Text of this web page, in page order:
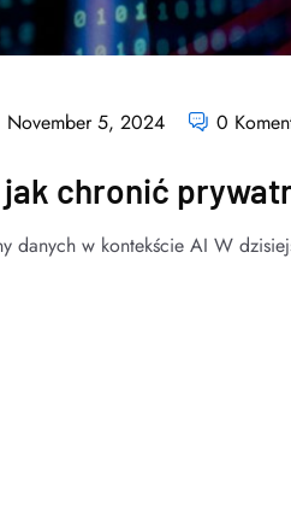
November 5, 2024 0
chronić
danych w kontekście AI W